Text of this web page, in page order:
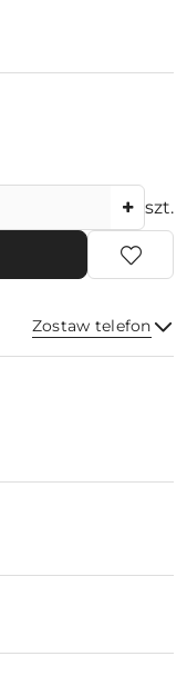
szt.
Zostaw telefon